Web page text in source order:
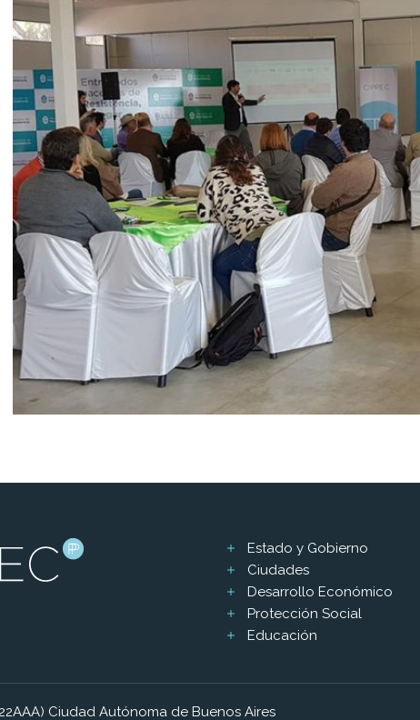
Estado y Gobierno
Ciudades
Desarrollo Económico
Protección Social
Educación
Ciudad Autónoma de Buenos Aires